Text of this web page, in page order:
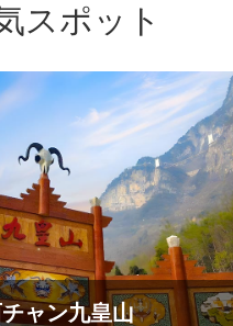
スポット
ャン九皇山